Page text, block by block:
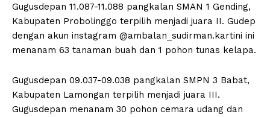
Gugusdepan 11.087-11.088 pangkalan SMAN 1 Gending,
Kabupaten Probolinggo terpilih menjadi juara II. Gudep
dengan akun instagram @ambalan_sudirman.kartini ini
menanam 63 tanaman buah dan 1 pohon tunas kelapa.
Gugusdepan 09.037-09.038 pangkalan SMPN 3 Babat,
Kabupaten Lamongan terpilih menjadi juara III.
Gugusdepan menanam 30 pohon cemara udang dan